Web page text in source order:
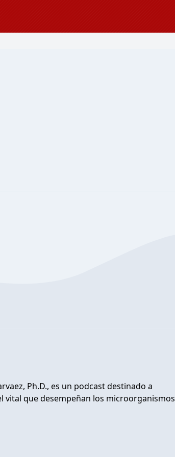
Ph.D., es un podcast destinado a
vital que desempeñan los microorganismos